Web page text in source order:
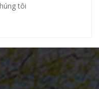
tôi